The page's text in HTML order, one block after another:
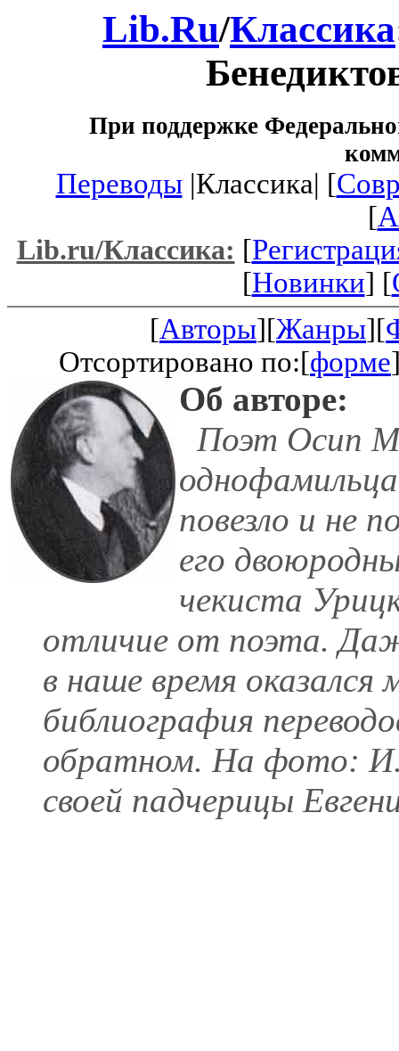
Lib.Ru/Классика
При поддержке
Переводы|Классика| [
[
Lib.ru/Классика: [
[Новинки] [
[Авторы][Жанры][
Отсортировано по:[форме
Об авторе:
Поэт Осип
повезло и не
его
чекиста
отличие от поэта.
в наше время
библиография
обратном. На фото: И.
своей падчерицы